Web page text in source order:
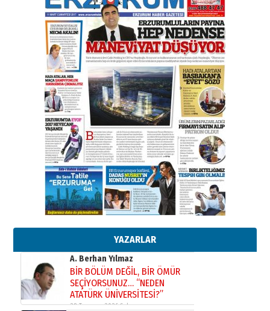
YAZARLAR
Esat BİNDESEN
Başkan Sekmen’den Erzurum’a
bir vizyon proje daha!
02 Ağustos 2026 Pazar
Kadir SABUNCUOĞLU
Erzurumspor’un köşe taşları
29 Haziran 2026 Pazartesi
Kenan GÜLERCİ
Murat Şahsuvaroğlu ERKON’da
çıtayı yukarı taşırken,
yönetimdekiler aşağı
çekmemeli!
17 Şubat 2026 SalıOrhan BOZKURT
Bir fotoğraf, bir şehir, bir
gazeteci… Dizginler kimin
A. Berhan Yılmaz
BİR BÖLÜM DEĞİL, BİR ÖMÜR
SEÇİYORSUNUZ… “NEDEN
ATATÜRK ÜNİVERSİTESİ?”
28 Temmuz 2026 Salı